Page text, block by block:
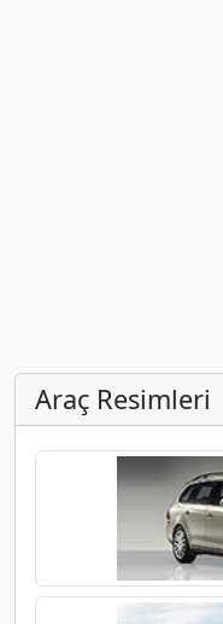
Araç Resimleri